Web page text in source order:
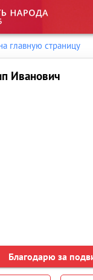
главную страницу
Иванович
Благодарю за